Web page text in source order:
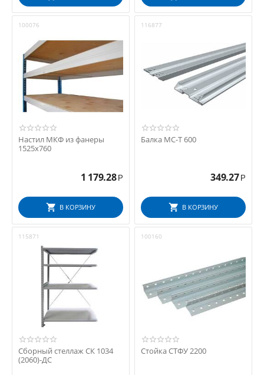
100076
Настил МКФ из фанеры
1525х760
1 179.28 Р
В КОРЗИНУ
116877
Балка МС-Т 600
349.27 Р
В КОРЗИНУ
115871
Сборный стеллаж СК 1034
(2060)-ДС
100160
Стойка СТФУ 2200